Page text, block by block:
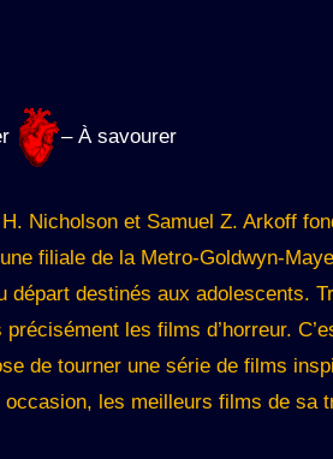
– À savourer
Nicholson et Samuel Z. Arkoff
filiale de la Metro-Goldwyn-
départ destinés aux adolescents.
les films d’horreur.
de tourner une série de films
les meilleurs films de sa